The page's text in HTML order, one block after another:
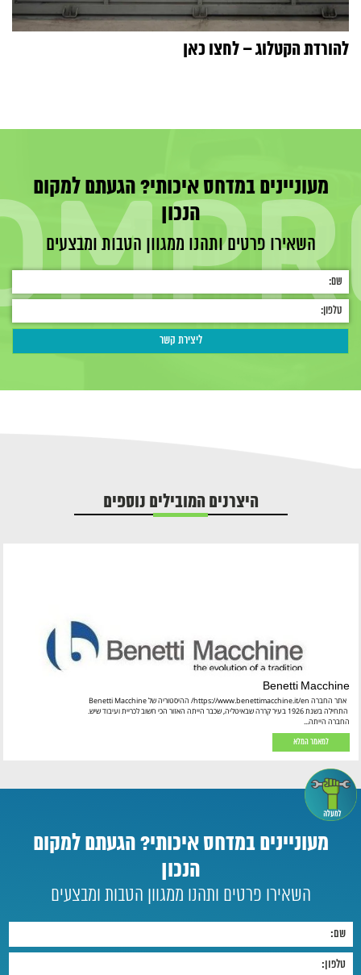
להורדת הקטלוג – לחצו כאן
מעוניינים במדחס איכותי? הגעתם למקום
הנכון
השאירו פרטים ותהנו ממגוון הטבות ומבצעים
היצרנים המובילים נוספים
Benetti Macchine
אתר החברה https://www.benettimacchine.it/en/ ההיסטוריה של Benetti Macchine
התחילה בשנת 1926 בעיר קררה שבאיטליה, שכבר הייתה האזור הכי חשוב לכריית ועיבוד שיש.
החברה הייתה...
למאמר המלא
מעוניינים במדחס איכותי? הגעתם למקום
הנכון
השאירו פרטים ותהנו ממגוון הטבות ומבצעים